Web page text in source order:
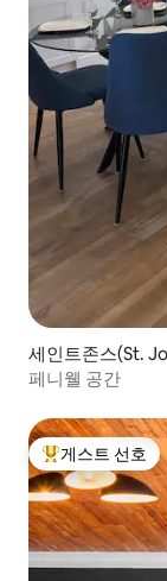
세인트존스(St.
페니웰 공간
상위 게스트 선호
게스트 선호